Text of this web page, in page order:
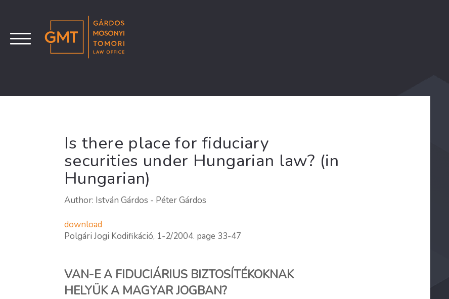
Is there place for fiduciary
securities under Hungarian law? (in
Hungarian)
Author: István Gárdos - Péter Gárdos
download
Polgári Jogi Kodifikáció, 1-2/2004. page 33-47
VAN-E A FIDUCIÁRIUS BIZTOSÍTÉKOKNAK
HELYÜK A MAGYAR JOGBAN?